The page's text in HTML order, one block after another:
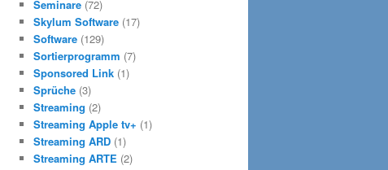
Seminare (72)
Skylum Software (17)
Software (129)
Sortierprogramm (7)
Sponsored Link (1)
Sprüche (3)
Streaming (2)
Streaming Apple tv+ (1)
Streaming ARD (1)
Streaming ARTE (2)